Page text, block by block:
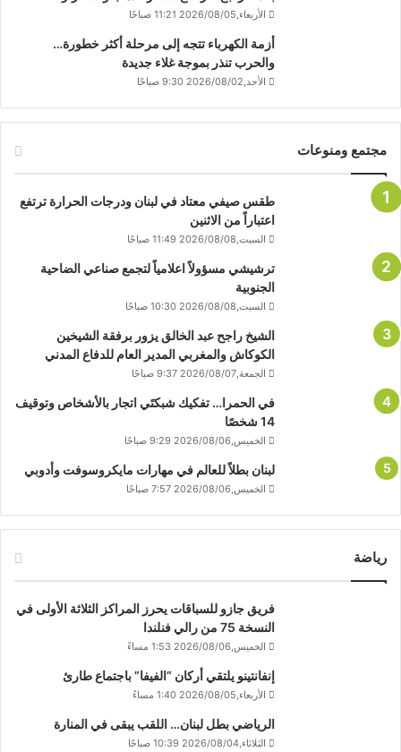
الأربعاء,2026/08/05 11:21 صباحًا
أزمة الكهرباء تتجه إلى مرحلة أكثر خطورة…
والحرب تنذر بموجة غلاء جديدة
الأحد,2026/08/02 9:30 صباحًا
مجتمع ومنوعات
طقس صيفي معتاد في لبنان ودرجات الحرارة ترتفع
اعتباراً من الاثنين
السبت,2026/08/08 11:49 صباحًا
ترشيشي مسؤولاً اعلامياً لتجمع صناعي الضاحية
الجنوبية
السبت,2026/08/08 10:30 صباحًا
الشيخ راجح عبد الخالق يزور برفقة الشيخين
الكوكاش والمغربي المدير العام للدفاع المدني
الجمعة,2026/08/07 9:37 صباحًا
في الحمرا… تفكيك شبكتَي اتجار بالأشخاص وتوقيف
14 شخصًا
الخميس,2026/08/06 9:29 صباحًا
لبنان بطلاً للعالم في مهارات مايكروسوفت وأدوبي
الخميس,2026/08/06 7:57 صباحًا
رياضة
فريق جازو للسباقات يحرز المراكز الثلاثة الأولى في
النسخة 75 من رالي فنلندا
الخميس,2026/08/06 1:53 مساءً
إنفانتينو يلتقي أركان “الفيفا” باجتماع طارئ
الأربعاء,2026/08/05 1:40 مساءً
الرياضي بطل لبنان… اللقب يبقى في المنارة
الثلاثاء,2026/08/04 10:39 صباحًا